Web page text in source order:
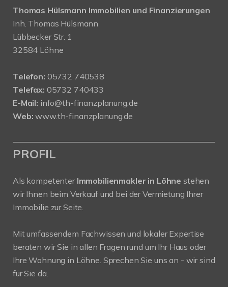
Thomas Hülsmann Immobilien und Finanzierungen
Inh. Thomas Hülsmann
Lübbecker Str. 1
32584 Löhne
Telefon: 05732 740538
Telefax: 05732 740433
E-Mail: info@th-finanzplanung.de
Web: www.th-finanzplanung.de
PROFIL
Als kompetenter Immobilienmakler in Löhne stehen
wir Ihnen beim Verkauf und bei der Vermietung Ihrer
Immobilie zur Seite.
Mit umfassendem Fachwissen und lokaler Expertise
beraten wir Sie in allen Fragen rund um Ihr Haus oder
Ihre Wohnung in Löhne. Sprechen Sie uns an - wir sind
für Sie da.